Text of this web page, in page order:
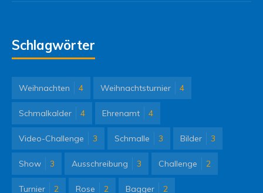
Schlagwörter
Weihnachten 4 Weihnachtsturnier 4
Schmalkalder 4 Ehrenamt 4
Video-Challenge 3 Schmalle 3 Bilder 3
Show 3 Ausschreibung 3 Challenge 2
Turnier 2 Rose 2 Bagger 2